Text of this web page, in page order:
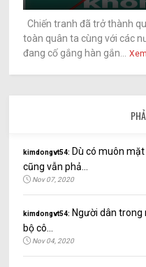
Chiến tranh đã trở thành
toàn quân ta cùng với các
đang cố gắng hàn gắn...
kimdongvt54: Dù có muôn
cũng vẫn phả...
Nov 07, 2020
kimdongvt54: Người dân trong
bộ cô...
Nov 04, 2020